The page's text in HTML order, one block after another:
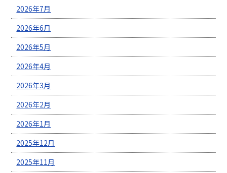
2026年7月
2026年6月
2026年5月
2026年4月
2026年3月
2026年2月
2026年1月
2025年12月
2025年11月